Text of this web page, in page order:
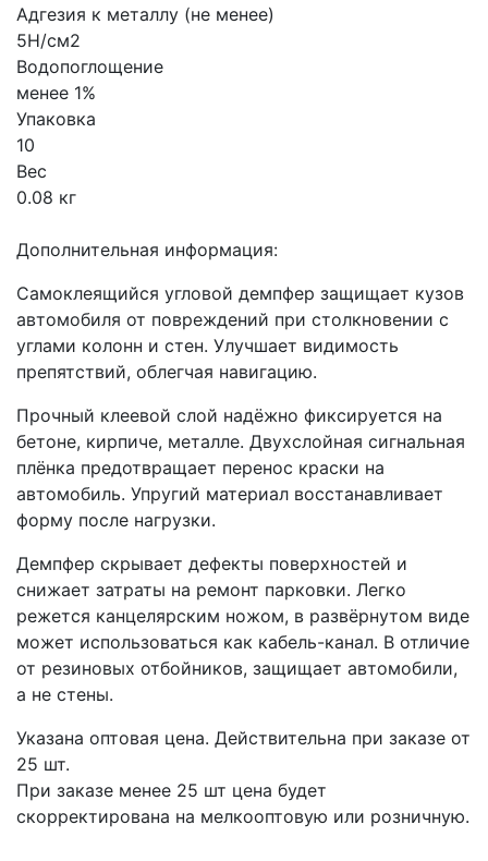
Адгезия к металлу (не менее)
5H/см2
Водопоглощение
менее 1%
Упаковка
10
Вес
0.08 кг
Дополнительная информация:
Самоклеящийся угловой демпфер защищает кузов
автомобиля от повреждений при столкновении с
углами колонн и стен. Улучшает видимость
препятствий, облегчая навигацию.
Прочный клеевой слой надёжно фиксируется на
бетоне, кирпиче, металле. Двухслойная сигнальная
плёнка предотвращает перенос краски на
автомобиль. Упругий материал восстанавливает
форму после нагрузки.
Демпфер скрывает дефекты поверхностей и
снижает затраты на ремонт парковки. Легко
режется канцелярским ножом, в развёрнутом виде
может использоваться как кабель-канал. В отличие
от резиновых отбойников, защищает автомобили,
а не стены.
Указана оптовая цена. Действительна при заказе от
25 шт.
При заказе менее 25 шт цена будет
скорректирована на мелкооптовую или розничную.